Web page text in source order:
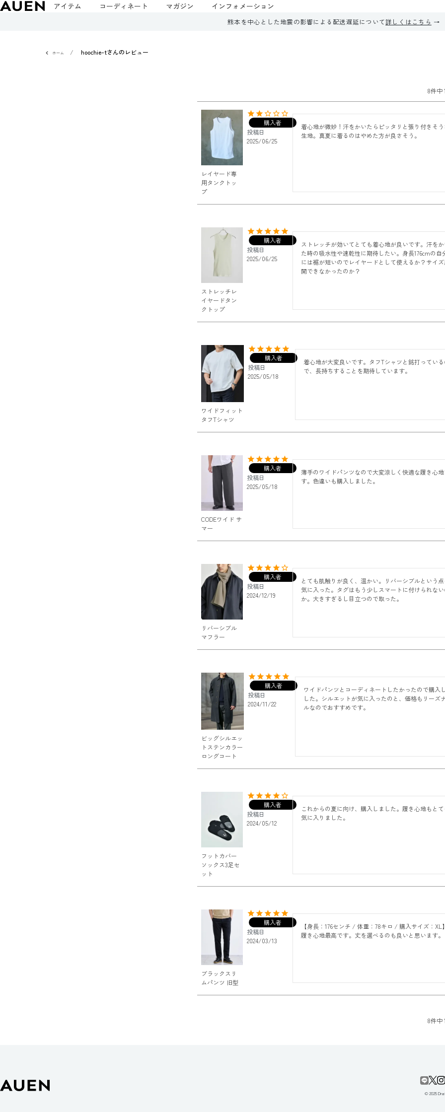
アイテム コーディネート マガジン インフォメーション
熊本を中心とした地震の影響による配送遅延について詳しくはこちら
ホーム hoochie-tさんのレビュー
8件中1
レイヤード専
用タンクトッ
プ
購入者
投稿日
2025/06/25
着心地が微妙！汗をかいたらピッタリと張り付きそう
生地。真夏に着るのはやめた方が良さそう。
ストレッチレ
イヤードタン
クトップ
購入者
投稿日
2025/06/25
ストレッチが効いてとても着心地が良いです。汗をか
た時の吸水性や速乾性に期待したい。身長176cmの自
には裾が短いのでレイヤードとして使えるか？サイ
開できなかったのか？
ワイドフィット
タフTシャツ
購入者
投稿日
2025/05/18
着心地が大変良いです。タフTシャツと銘打っている
で、長持ちすることを期待しています。
CODEワイド サ
マー
購入者
投稿日
2025/05/18
薄手のワイドパンツなので大変涼しく快適な履き心地
す。色違いも購入しました。
リバーシブル
マフラー
購入者
投稿日
2024/12/19
とても肌触りが良く、温かい。リバーシブルという点
気に入った。タグはもう少しスマートに付けられない
か。大きすぎるし目立つので取った。
ビッグシルエッ
トステンカラー
ロングコート
購入者
投稿日
2024/11/22
ワイドパンツとコーディネートしたかったので購入
した。シルエットが気に入ったのと、価格もリーズ
ルなのでおすすめです。
フットカバー
ソックス3足セ
ット
購入者
投稿日
2024/05/12
これからの夏に向け、購入しました。履き心地もとて
気に入りました。
ブラックスリ
ムパンツ 旧型
購入者
投稿日
2024/03/13
【身長：176センチ / 体重：78キロ / 購入サイズ：XL】
履き心地最高です。丈を選べるのも良いと思います。
8件中1
© 2025